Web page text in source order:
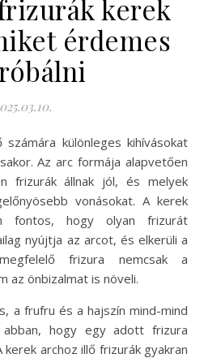
kerek
érdemes
Az arc formája alapvetően
frizurák állnak jól, és melyek
vonásokat. A kerek
fontos, hogy olyan frizurát
nyújtja az arcot, és elkerüli a
frizura nemcsak a
az önbizalmat is növeli.
a frufru és a hajszín mind-mind
abban, hogy egy adott frizura
archoz illő frizurák gyakran